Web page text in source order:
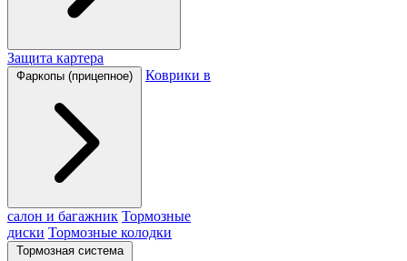
Защита картера
Фаркопы (прицепное) Коврики в
салон и багажник Тормозные
диски Тормозные колодки
Тормозная система